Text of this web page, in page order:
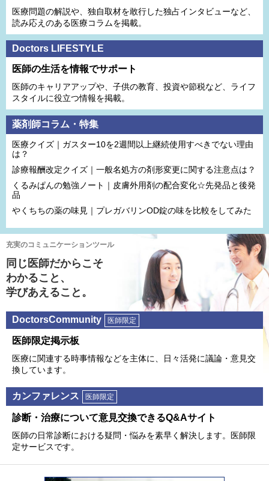
医療問題の解説や、独⾃取材を敢⾏した独占インタビューなど、
読み応えのある医療コラムを掲載。
Doctors LIFESTYLE
医師の生活を情報でサポート
医師のキャリアアップや、子供の教育、投資や節税など、ライフ
スタイルに役立つ情報を掲載。
薬剤師コラム・特集
医療クイズ｜ガスター10を2週間以上継続使用すべきでない理由
は？
診療報酬改定クイズ｜一般名処方の剤形変更に関する注意点は？
くるみぱんの勉強ノート｜皮膚外用剤の配合変化☆先発品と後発
品
やくちちの薬の味見｜プレガバリンOD錠の味を比較をしてみた
充実のコミュニケーションツール
同じ医師だからこそ
わかること、
学びあえること。
DoctorsCommunity 医師限定
医師限定掲⽰板
医療に関連する時事情報などを主体に、⽇々活発に議論・意⾒交
換しています。
カンファレンス 医師限定
診断・治療について意⾒交換できるQ&Aサイト
医師の⽇常診断における疑問・悩みを素早く解決します。医師限
定サービスです。